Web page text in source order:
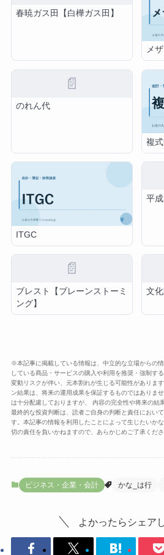
春暁ガス田【白樺ガス田】
メ
📄
のれん代
複
ITGC
平
📄
ブレスト【ブレーンストーミ
ング】
文
※本記事に掲載している情報は、中立的な立場からの
している商品・サービスの購入や利用を推奨・強制す
変動リスクが伴い、元本割れが生じる可能性がありま
ン結果は、将来の運用成果を保証するものではありま
は十分配慮しておりますが、 内容の完全性や将来の結
最終的な投資判断は、読者ご自身の判断と責任におい
す。本記事の情報を利用したことによって生じたいか
切の責任を負いかねますので、あらかじめご了承くださ
ビジネス・企業・会計 かな_は行
よかったらシェア